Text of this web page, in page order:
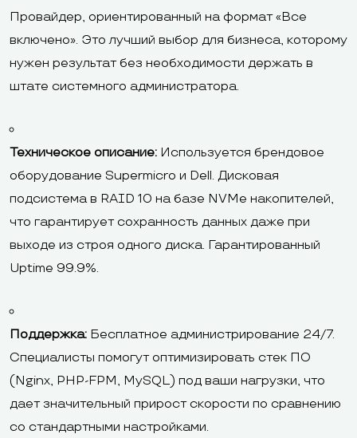
Провайдер, ориентированный на формат «Все
включено». Это лучший выбор для бизнеса, которому
нужен результат без необходимости держать в
штате системного администратора.
Техническое описание: Используется брендовое
оборудование Supermicro и Dell. Дисковая
подсистема в RAID 10 на базе NVMe накопителей,
что гарантирует сохранность данных даже при
выходе из строя одного диска. Гарантированный
Uptime 99.9%.
Поддержка: Бесплатное администрирование 24/7.
Специалисты помогут оптимизировать стек ПО
(Nginx, PHP-FPM, MySQL) под ваши нагрузки, что
дает значительный прирост скорости по сравнению
со стандартными настройками.